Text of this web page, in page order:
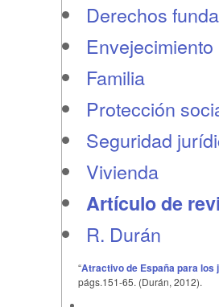
Derechos
Familia
Protección
Seguridad
Vivienda
Artículo de
R. Durán
“Atractivo de España para
págs.151-65. (Durán, 2012).